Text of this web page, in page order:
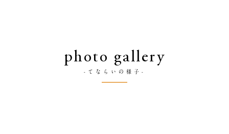
photo gallery
-てならいの様子-